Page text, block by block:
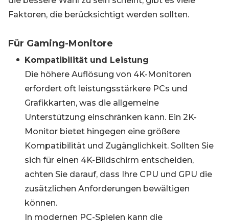
Faktoren, die berücksichtigt werden sollten.
Für Gaming-Monitore
Kompatibilität und Leistung
Die höhere Auflösung von 4K-Monitoren
erfordert oft leistungsstärkere PCs und
Grafikkarten, was die allgemeine
Unterstützung einschränken kann. Ein 2K-
Monitor bietet hingegen eine größere
Kompatibilität und Zugänglichkeit. Sollten Sie
sich für einen 4K-Bildschirm entscheiden,
achten Sie darauf, dass Ihre CPU und GPU die
zusätzlichen Anforderungen bewältigen
können.
In modernen PC-Spielen kann die